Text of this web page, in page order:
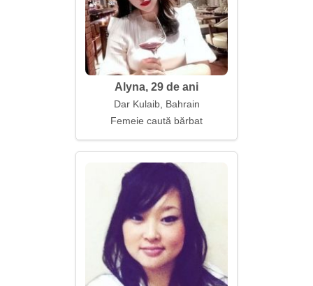
Alyna, 29 de ani
Dar Kulaib, Bahrain
Femeie caută bărbat